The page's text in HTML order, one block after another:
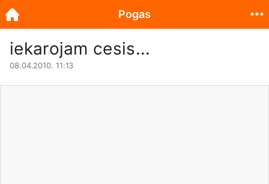
iekarojam cesis...
08.04.2010. 11:13
Pogas